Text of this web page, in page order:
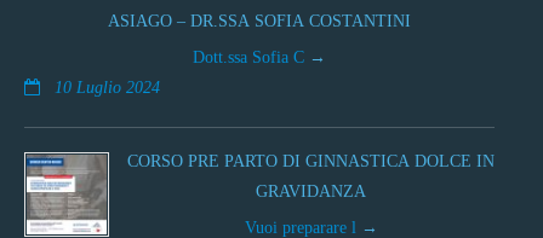
ASIAGO – DR.SSA SOFIA COSTANTINI
Dott.ssa Sofia C
10 Luglio 2024
CORSO PRE PARTO DI GINNASTICA DOLCE IN
GRAVIDANZA
Vuoi preparare l